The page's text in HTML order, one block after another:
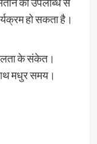
हो सकता है।
के संकेत।
मधुर समय।